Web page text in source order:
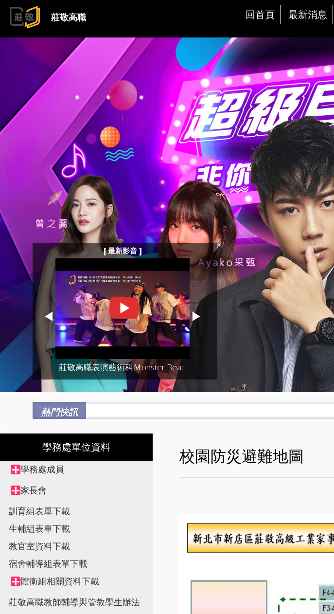
跳到主要內容
莊敬高職 回首頁 最新消息
[ 最新影音 ]
◀
莊敬高職表演藝術科Ｍonster Beat..
▶
熱門快訊
學務處單位資料
Collapse
node
Tree
view,
學務處成員
Collapse
node
家長會
訓育組表單下載
生輔組表單下載
教官室資料下載
宿舍輔導組表單下載
Collapse
node
體衛組相關資料下載
莊敬高職教師輔導與管教學生辦法
校園防災避難地圖